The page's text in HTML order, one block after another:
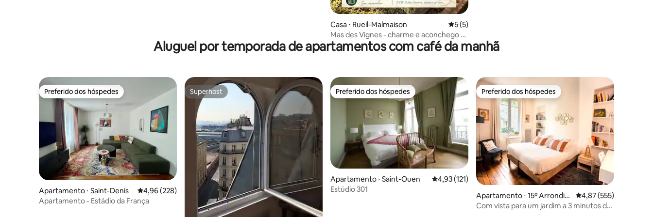
Casa ⋅ Rueil-Malmaison 5 de uma avaliação média de 5, 5 avaliações
5 (5)
Mas des Vignes - charme e aconchego a
5 min de Paris
Aluguel por temporada de apartamentos com café da manhã
Preferido dos hóspedes
Preferido dos hóspedes
Apartamento ⋅ Saint-Denis 4,96 de uma avaliação média de 5, 228 avaliações
4,96 (228)
Apartamento - Estádio da França
Superhost
Superhost Preferido dos hóspedes
Preferido dos hóspedes
Apartamento ⋅ Saint-Ouen 4,93 de uma avaliação média de 5, 121 avaliações
4,93 (121)
Estúdio 301
Preferido dos hóspedes
Preferido dos hóspedes
Apartamento ⋅ 15º Arrondiss
ement
4,87 de uma avaliação
4,87 (555)
Com vista para um jardim a 3 minutos da